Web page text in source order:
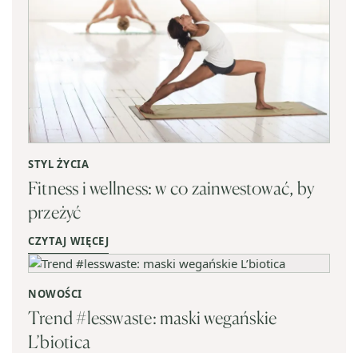
STYL ŻYCIA
Fitness i wellness: w co zainwestować, by
przeżyć
CZYTAJ WIĘCEJ
NOWOŚCI
Trend #lesswaste: maski wegańskie
L’biotica